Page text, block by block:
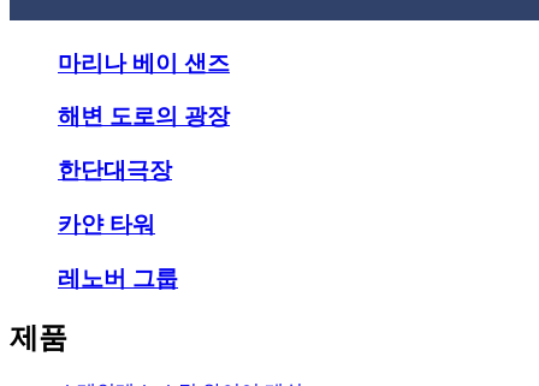
마리나 베이 샌즈
해변 도로의 광장
한단대극장
카얀 타워
레노버 그룹
제품